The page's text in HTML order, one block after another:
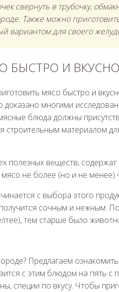
свернуть в трубочку,
Также можно
вариантом для своего
БЫСТРО И
доказано многими
блюда должны
строительным материалом
полезных веществ,
не более (но и не менее)
с выбора этого
сочным и нежным.
тем старше было
Предлагаем
с этим блюдом на пять с
специи по вкусу. Чтобы